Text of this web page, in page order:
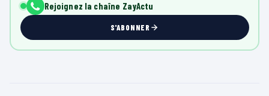
Rejoignez la chaîne ZayActu
S'ABONNER